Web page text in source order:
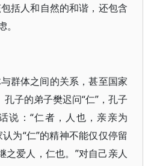
括人和自然的和谐，还包含
群体之间的关系，甚至国家
子的弟子樊迟问“仁”，孔子
说：“仁者，人也，亲亲为
为“仁”的精神不能仅仅停留
爱人，仁也。”对自己亲人